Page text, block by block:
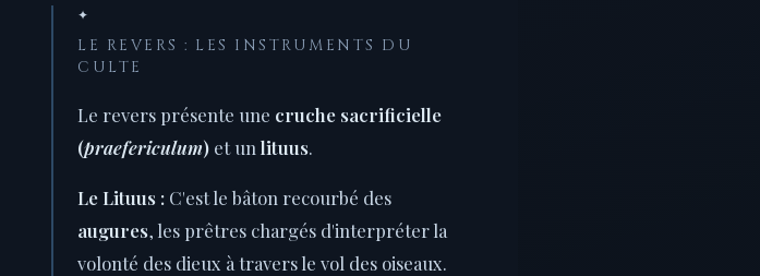
✦
LE REVERS : LES INSTRUMENTS DU
CULTE
Le revers présente une cruche sacrificielle
(praefericulum) et un lituus.
Le Lituus : C'est le bâton recourbé des
augures, les prêtres chargés d'interpréter la
volonté des dieux à travers le vol des oiseaux.